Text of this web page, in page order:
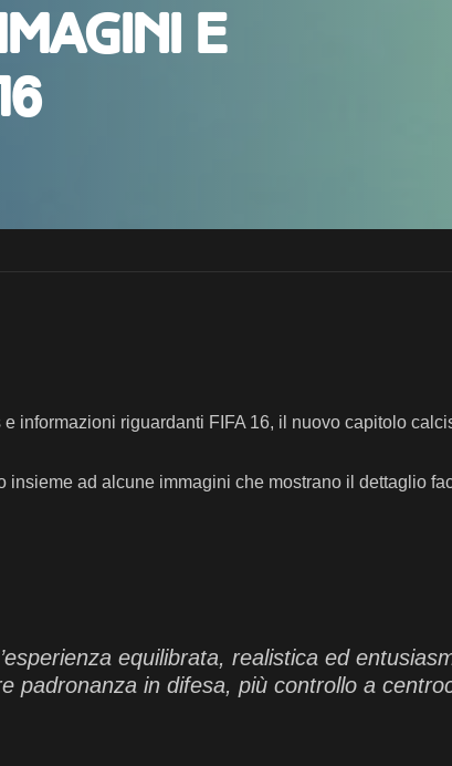
e
informazioni riguardanti FIFA 16, il nuovo capitolo
ad alcune immagini che mostrano il dettaglio
equilibrata, realistica ed
padronanza in difesa, più controllo a